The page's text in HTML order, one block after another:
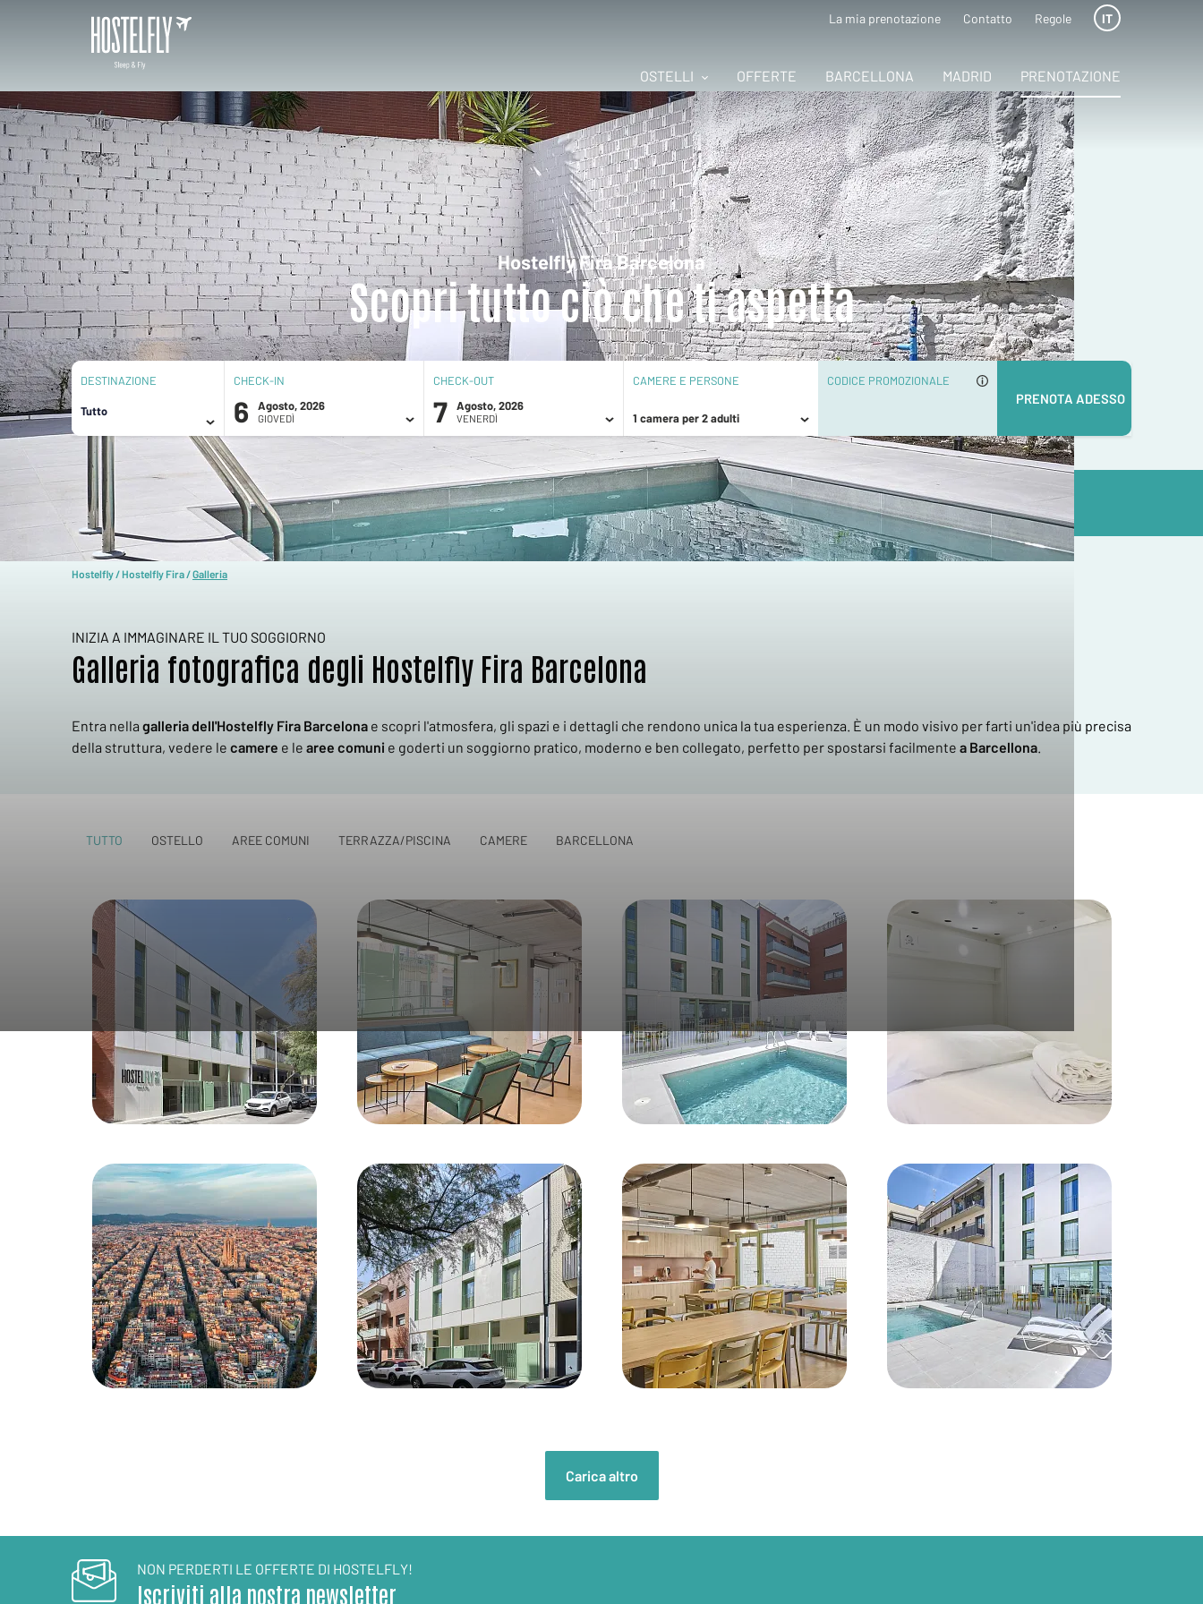
La mia prenotazione Contatto Regole IT
OSTELLI OFFERTE BARCELLONA MADRID PRENOTAZIONE
Hostelfly Fira Barcelona
Scopri tutto ciò che ti aspetta
DESTINAZIONE
Tutto
CHECK-IN
6 Agosto, 2026
GIOVEDÌ
CHECK-OUT
7 Agosto, 2026
VENERDÌ
CAMERE E PERSONE
1 camera per 2 adulti
CODICE PROMOZIONALE
PRENOTA ADESSO
HOSTELFLY FIRA BARCELONA CAMERE SERVIZI OFFERTE GALLERIA POSIZIONE
Hostelfly/Hostelfly Fira/Galleria
INIZIA A IMMAGINARE IL TUO SOGGIORNO
Galleria fotografica degli Hostelfly Fira Barcelona
Entra nella galleria dell'Hostelfly Fira Barcelona e scopri l'atmosfera, gli spazi e i dettagli che rendono unica la tua esperienza. È un modo visivo per farti un'idea più precisa
della struttura, vedere le camere e le aree comuni e goderti un soggiorno pratico, moderno e ben collegato, perfetto per spostarsi facilmente a Barcellona.
TUTTO OSTELLO AREE COMUNI TERRAZZA/PISCINA CAMERE BARCELLONA
Carica altro
NON PERDERTI LE OFFERTE DI HOSTELFLY!
Iscriviti alla nostra newsletter